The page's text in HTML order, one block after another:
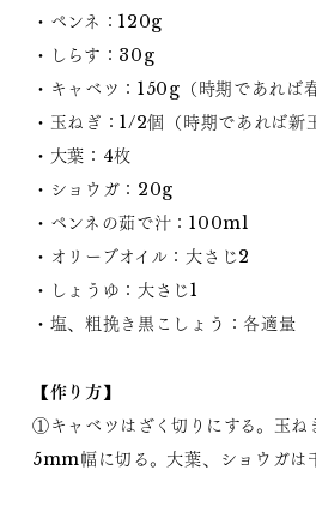
・ペンネ：120g
・しらす：30g
・キャベツ：150g（時期であれば
・玉ねぎ：1/2個（時期であれば新
・大葉：4枚
・ショウガ：20g
・ペンネの茹で汁：100ml
・オリーブオイル：大さじ2
・しょうゆ：大さじ1
・塩、粗挽き黒こしょう：各適量
【作り方】
①キャベツはざく切りにする。玉ね
5mm幅に切る。大葉、ショウガは